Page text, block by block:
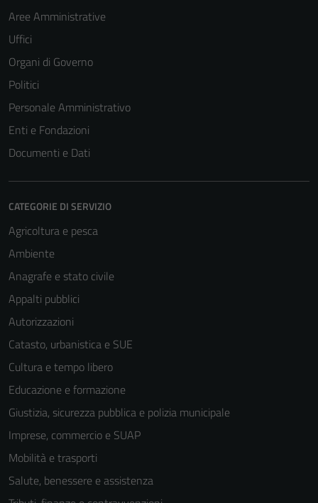
Aree Amministrative
Uffici
Organi di Governo
Politici
Personale Amministrativo
Enti e Fondazioni
Documenti e Dati
CATEGORIE DI SERVIZIO
Agricoltura e pesca
Ambiente
Anagrafe e stato civile
Appalti pubblici
Autorizzazioni
Catasto, urbanistica e SUE
Cultura e tempo libero
Educazione e formazione
Giustizia, sicurezza pubblica e polizia municipale
Imprese, commercio e SUAP
Mobilità e trasporti
Salute, benessere e assistenza
informazioni
personali.